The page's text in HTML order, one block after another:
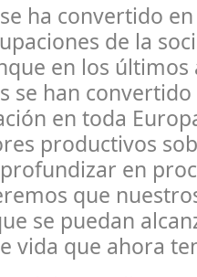
ha convertido
de la
en los últimos
se han
en toda
productivos
en
que
se puedan
vida que ahora